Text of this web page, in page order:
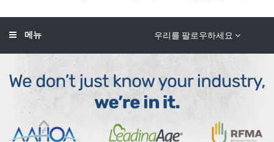
우리를 팔로우하세요
메뉴